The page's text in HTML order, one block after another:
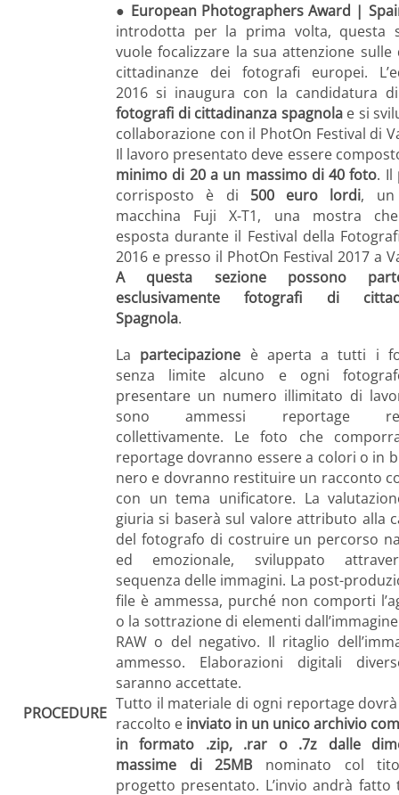
● European Photographers Award |
introdotta per la prima volta, questa
vuole focalizzare la sua attenzione sulle
cittadinanze dei fotografi europei.
2016 si inaugura con la candidatura
fotografi di cittadinanza spagnolae si
collaborazione con il PhotOn Festival di
Il lavoro presentato deve essere
minimo di 20 a un massimo di 40 foto. Il
corrisposto è di 500 euro lordi, un
macchina Fuji X-T1, una mostra
esposta durante il Festival della
2016 e presso il PhotOn Festival 2017 a
A questa sezione possono
esclusivamente fotografi di
Spagnola.
PROCEDURE
La partecipazione è aperta a tutti i
senza limite alcuno e ogni
presentare un numero illimitato di
sono ammessi reportage
collettivamente. Le foto che
reportage dovranno essere a colori o in
nero e dovranno restituire un racconto
con un tema unificatore. La
giuria si baserà sul valore attributo alla
del fotografo di costruire un percorso
ed emozionale, sviluppato
sequenza delle immagini. La post-
file è ammessa, purché non comporti
o la sottrazione di elementi
RAW o del negativo. Il ritaglio
ammesso. Elaborazioni digitali
saranno accettate.
Tutto il materiale di ogni reportage
raccolto e inviato in un unico archivio
in formato .zip, .rar o .7z dalle
massime di 25MB nominato col
progetto presentato. L’invio andrà fatto